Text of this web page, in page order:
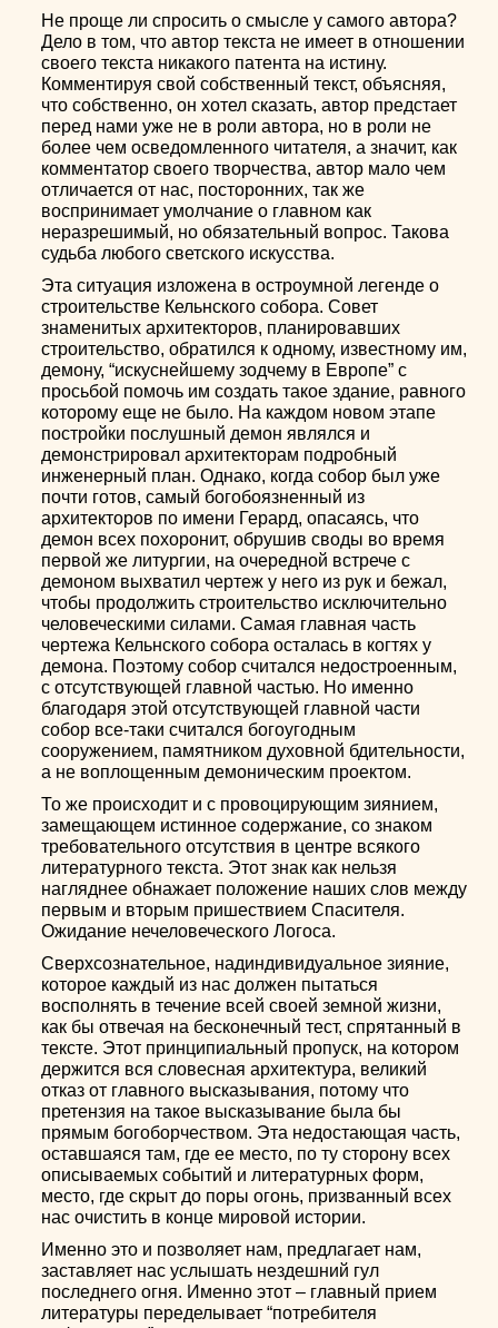
Не проще ли спросить о смысле у самого автора?
Дело в том, что автор текста не имеет в отношении
своего текста никакого патента на истину.
Комментируя свой собственный текст, объясняя,
что собственно, он хотел сказать, автор предстает
перед нами уже не в роли автора, но в роли не
более чем осведомленного читателя, а значит, как
комментатор своего творчества, автор мало чем
отличается от нас, посторонних, так же
воспринимает умолчание о главном как
неразрешимый, но обязательный вопрос. Такова
судьба любого светского искусства.
Эта ситуация изложена в остроумной легенде о
строительстве Кельнского собора. Совет
знаменитых архитекторов, планировавших
строительство, обратился к одному, известному им,
демону, “искуснейшему зодчему в Европе” с
просьбой помочь им создать такое здание, равного
которому еще не было. На каждом новом этапе
постройки послушный демон являлся и
демонстрировал архитекторам подробный
инженерный план. Однако, когда собор был уже
почти готов, самый богобоязненный из
архитекторов по имени Герард, опасаясь, что
демон всех похоронит, обрушив своды во время
первой же литургии, на очередной встрече с
демоном выхватил чертеж у него из рук и бежал,
чтобы продолжить строительство исключительно
человеческими силами. Самая главная часть
чертежа Кельнского собора осталась в когтях у
демона. Поэтому собор считался недостроенным,
с отсутствующей главной частью. Но именно
благодаря этой отсутствующей главной части
собор все-таки считался богоугодным
сооружением, памятником духовной бдительности,
а не воплощенным демоническим проектом.
То же происходит и с провоцирующим зиянием,
замещающем истинное содержание, со знаком
требовательного отсутствия в центре всякого
литературного текста. Этот знак как нельзя
нагляднее обнажает положение наших слов между
первым и вторым пришествием Спасителя.
Ожидание нечеловеческого Логоса.
Сверхсознательное, надиндивидуальное зияние,
которое каждый из нас должен пытаться
восполнять в течение всей своей земной жизни,
как бы отвечая на бесконечный тест, спрятанный в
тексте. Этот принципиальный пропуск, на котором
держится вся словесная архитектура, великий
отказ от главного высказывания, потому что
претензия на такое высказывание была бы
прямым богоборчеством. Эта недостающая часть,
оставшаяся там, где ее место, по ту сторону всех
описываемых событий и литературных форм,
место, где скрыт до поры огонь, призванный всех
нас очистить в конце мировой истории.
Именно это и позволяет нам, предлагает нам,
заставляет нас услышать нездешний гул
последнего огня. Именно этот – главный прием
литературы переделывает “потребителя